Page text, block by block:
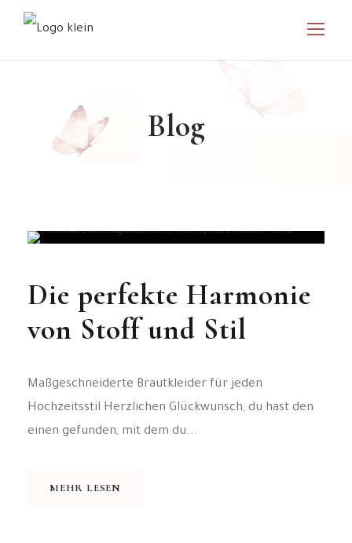
Blog
Die perfekte Harmonie
von Stoff und Stil
Maßgeschneiderte Brautkleider für jeden
Hochzeitsstil Herzlichen Glückwunsch, du hast den
einen gefunden, mit dem du...
MEHR LESEN